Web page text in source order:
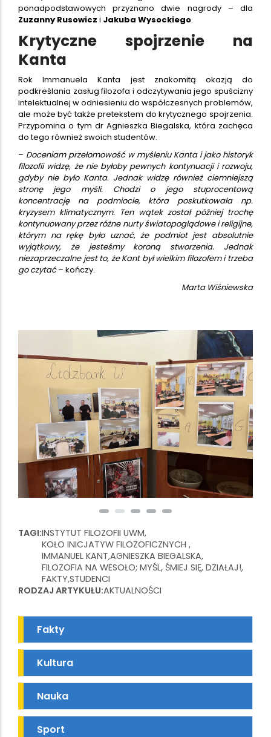
ponadpodstawowych przyznano dwie nagrody – dla
Zuzanny Rusowicz i Jakuba Wysockiego.
Krytyczne spojrzenie na
Kanta
Rok Immanuela Kanta jest znakomitą okazją do
podkreślania zasług filozofa i odczytywania jego spuścizny
intelektualnej w odniesieniu do współczesnych problemów,
ale może być także pretekstem do krytycznego spojrzenia.
Przypomina o tym dr Agnieszka Biegalska, która zachęca
do tego również swoich studentów.
– Doceniam przełomowość w myśleniu Kanta i jako historyk
filozofii widzę, że nie byłoby pewnych kontynuacji i rozwoju,
gdyby nie było Kanta. Jednak widzę również ciemniejszą
stronę jego myśli. Chodzi o jego stuprocentową
koncentrację na podmiocie, która poskutkowała np.
kryzysem klimatycznym. Ten wątek został później trochę
kontynuowany przez różne nurty światopoglądowe i religijne,
którym na rękę było uznać, że podmiot jest absolutnie
wyjątkowy, że jesteśmy koroną stworzenia. Jednak
niezaprzeczalne jest to, że Kant był wielkim filozofem i trzeba
go czytać– kończy.
Marta Wiśniewska
TAGI INSTYTUT FILOZOFII UWM
KOŁO INICJATYW FILOZOFICZNYCH
IMMANUEL KANT AGNIESZKA BIEGALSKA
FILOZOFIA NA WESOŁO; MYŚL, ŚMIEJ SIĘ, DZIAŁAJ!
FAKTY STUDENCI
RODZAJ ARTYKUŁU AKTUALNOŚCI
Fakty
Kultura
Nauka
Sport